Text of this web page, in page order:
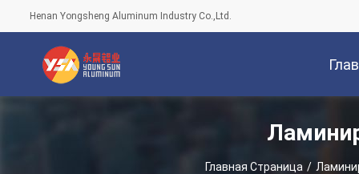
Henan Yongsheng Aluminum Industry Co.,Ltd.
Главная Страница /